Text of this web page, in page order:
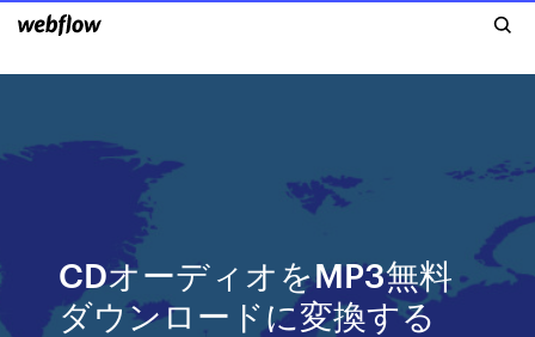
CDオーディオをMP3無料
ダウンロードに変換する